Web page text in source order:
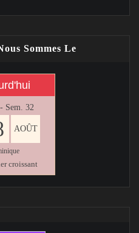
Sommes Le
Sem. 32
AOÛT
croissant